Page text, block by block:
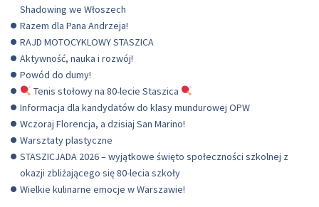
Shadowing we Włoszech
Razem dla Pana Andrzeja!
RAJD MOTOCYKLOWY STASZICA
Aktywność, nauka i rozwój!
Powód do dumy!
Tenis stołowy na 80-lecie Staszica
Informacja dla kandydatów do klasy mundurowej OPW
Wczoraj Florencja, a dzisiaj San Marino!
Warsztaty plastyczne
STASZICJADA 2026 – wyjątkowe święto społeczności szkolnej z
okazji zbliżającego się 80-lecia szkoły
Wielkie kulinarne emocje w Warszawie!